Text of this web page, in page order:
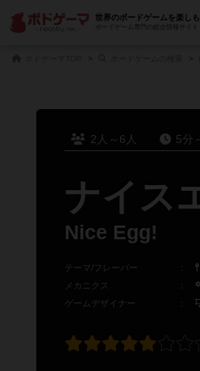
世界のボードゲームを楽しも
ボードゲーム専門の総合情報サイト
2人～6人 5分
ナイス
Nice Egg!
テーマ/フレーバー ：
メカニクス
：
ゲームデザイナー
：